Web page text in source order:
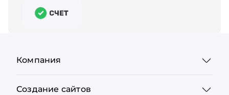
Компания
Создание сайтов